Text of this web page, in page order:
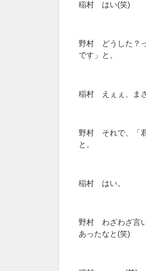
稲村 はい(笑)
野村 どうした？
です」と。
稲村 えぇぇ、まさ
野村 それで、「
と。
稲村 はい。
野村 わざわざ言
あったなと(笑)